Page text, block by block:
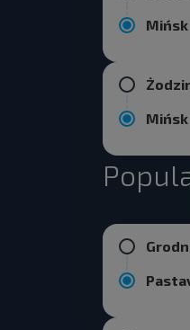
Mińsk
Mińsk